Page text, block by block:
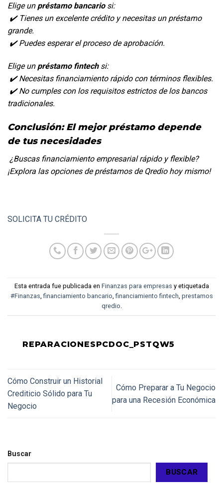
Elige un préstamo bancario si:
grande.
✔️ Puedes esperar el proceso de aprobación.
Elige un préstamo fintech si:
✔️ Necesitas financiamiento rápido con términos flexibles.
tradicionales.
Conclusión: El mejor préstamo depende
de tus necesidades
¿Buscas financiamiento empresarial rápido y flexible?
¡Explora las opciones de préstamos de Qredio hoy mismo!
SOLICITA TU CRÉDITO
Esta entrada fue publicada en Finanzas para empresas y etiquetada
#Finanzas,financiamiento bancario,financiamiento fintech, prestamos
qredio.
REPARACIONESPCDOC_PSTQW5
Cómo Construir un Historial
Crediticio Sólido para Tu
Negocio
Cómo Preparar a Tu Negocio
para una Recesión Económica
Buscar
BUSCAR